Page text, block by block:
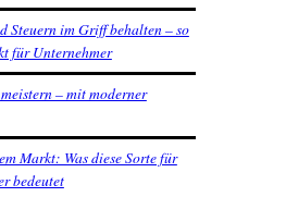
Steuern im Griff behalten – so
für Unternehmer
– mit moderner
Markt: Was diese Sorte für
bedeutet